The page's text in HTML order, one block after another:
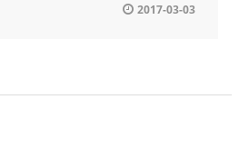
2017-03-03